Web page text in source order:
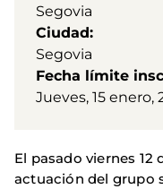
Segovia
Ciudad
Segovia
Fecha límite
Jueves, 15 enero,
El pasado viernes
actuación del grupo